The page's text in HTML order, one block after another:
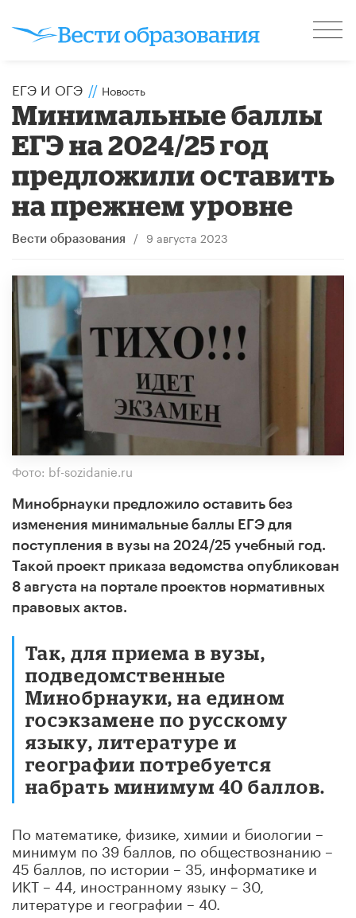
ЕГЭ И ОГЭ // Новость
Минимальные баллы
ЕГЭ на 2024/25 год
предложили оставить
на прежнем уровне
Вести образования / 9 августа 2023
Фото: bf-sozidanie.ru
Минобрнауки предложило оставить без
изменения минимальные баллы ЕГЭ для
поступления в вузы на 2024/25 учебный год.
Такой проект приказа ведомства опубликован
8 августа на портале проектов нормативных
правовых актов.
Так, для приема в вузы,
подведомственные
Минобрнауки, на едином
госэкзамене по русскому
языку, литературе и
географии потребуется
набрать минимум 40 баллов.
По математике, физике, химии и биологии –
минимум по 39 баллов, по обществознанию –
45 баллов, по истории – 35, информатике и
ИКТ – 44, иностранному языку – 30,
литературе и географии – 40.